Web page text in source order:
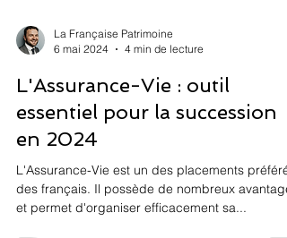
6 mai 2024
4 min de lecture
L'Assurance-Vie : outil
essentiel pour la succession
en 2024
L'Assurance-Vie est un des placements préféré